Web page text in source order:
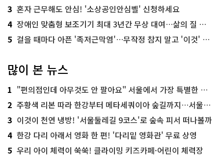
3 혼자 근무해도 안심! '소상공인안심벨' 신청하세요
4 장애인 맞춤형 보조기기 최대 3년간 무상 대여…삶의 질 높인다
5 걸을 때마다 아픈 '족저근막염'…무작정 참지 말고 '이것' 해보세요!
많이 본 뉴스
1 "편의점인데 아무것도 안 팔아요" 서울에서 가장 특별한 편의점의 정체
2 주황색 리본 따라 한강부터 메타세쿼이아 숲길까지…서울둘레길 15코스
3 이것이 천연 냉방! '서울둘레길 9코스'로 숲속 피서 떠나볼까
4 한강 다리 아래서 영화 한 편! '다리밑 영화관' 무료 상영
5 우리 아이 체력이 쑥쑥! 클라이밍 키즈카페·어린이 체력장